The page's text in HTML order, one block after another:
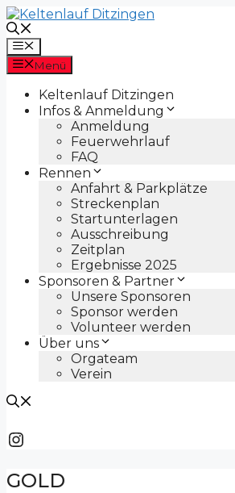
Zum
Inhalt
springen
Menü
Menü
Keltenlauf Ditzingen
Infos & Anmeldung
Anmeldung
Feuerwehrlauf
FAQ
Rennen
Anfahrt & Parkplätze
Streckenplan
Startunterlagen
Ausschreibung
Zeitplan
Ergebnisse 2025
Sponsoren & Partner
Unsere Sponsoren
Sponsor werden
Volunteer werden
Über uns
Orgateam
Verein
Instagram
GOLD